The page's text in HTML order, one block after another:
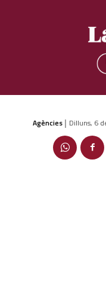
Agències | Dilluns, 6